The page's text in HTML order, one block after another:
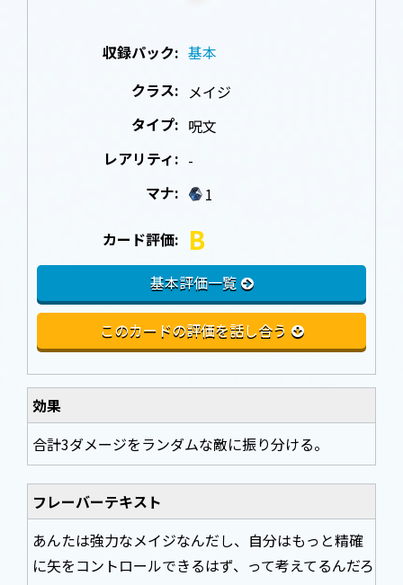
収録パック: 基本
クラス: メイジ
タイプ: 呪文
レアリティ: -
マナ:
1
カード評価: B
基本評価一覧
このカードの評価を話し合う
効果
合計3ダメージをランダムな敵に振り分ける。
フレーバーテキスト
あんたは強力なメイジなんだし、自分はもっと精確
に矢をコントロールできるはず、って考えてるんだろ